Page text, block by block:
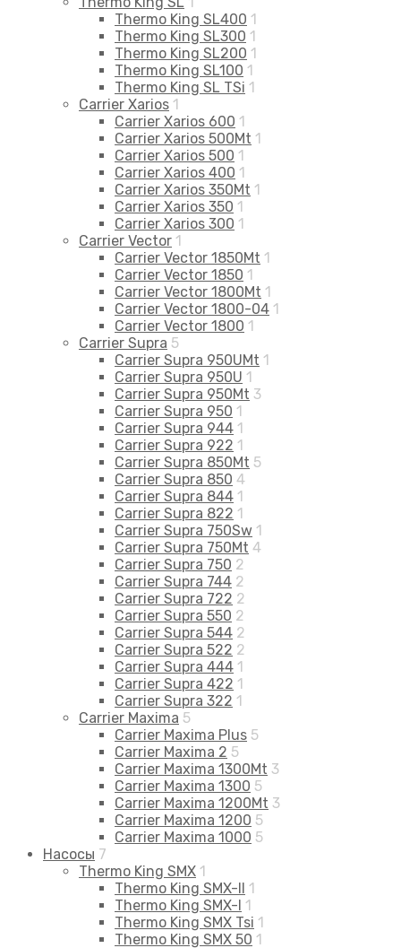
Thermo King SL400 1
Thermo King SL300 1
Thermo King SL200 1
Thermo King SL100 1
Thermo King SL TSi 1
Carrier Xarios 1
Carrier Xarios 600 1
Carrier Xarios 500Mt 1
Carrier Xarios 500 1
Carrier Xarios 400 1
Carrier Xarios 350Mt 1
Carrier Xarios 350 1
Carrier Xarios 300 1
Carrier Vector 1
Carrier Vector 1850Mt 1
Carrier Vector 1850 1
Carrier Vector 1800Mt 1
Carrier Vector 1800-04 1
Carrier Vector 1800 1
Carrier Supra 5
Carrier Supra 950UMt 1
Carrier Supra 950U 1
Carrier Supra 950Mt 3
Carrier Supra 950 1
Carrier Supra 944 1
Carrier Supra 922 1
Carrier Supra 850Mt 5
Carrier Supra 850 4
Carrier Supra 844 1
Carrier Supra 822 1
Carrier Supra 750Sw 1
Carrier Supra 750Mt 4
Carrier Supra 750 2
Carrier Supra 744 2
Carrier Supra 722 2
Carrier Supra 550 2
Carrier Supra 544 2
Carrier Supra 522 2
Carrier Supra 444 1
Carrier Supra 422 1
Carrier Supra 322 1
Carrier Maxima 5
Carrier Maxima Plus 5
Carrier Maxima 2 5
Carrier Maxima 1300Mt 3
Carrier Maxima 1300 5
Carrier Maxima 1200Mt 3
Carrier Maxima 1200 5
Carrier Maxima 1000 5
Насосы 7
Thermo King SMX 1
Thermo King SMX-II 1
Thermo King SMX-I 1
Thermo King SMX Tsi 1
Thermo King SMX 50 1